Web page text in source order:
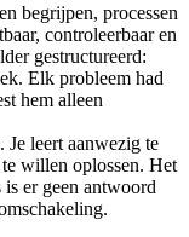
begrijpen, processen
controleerbaar en
gestructureerd:
Elk probleem had
hem alleen
leert aanwezig te
willen oplossen. Het
is er geen antwoord